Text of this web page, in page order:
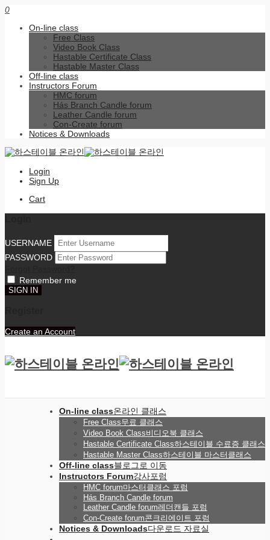
0
On-line class
Free Class
Video Book Class
Hastable Certificate Class
Hastable Master Class
Off-line class
Instructors Forum
HMC forum
Hás Branch Candle forum
Leather Candle forum
Con-Create forum
Notices & Downloads
Login
Sign Up
Cart
USERNAME
PASSWORD
Remember me
Create an Account
On-line class온라인 클래스
Free Class무료 클래스
Video Book Class비디오북 클래스
Hastable Certificate Class하스테이블 수료증 클래스
Hastable Master Class하스테이블 마스터클래스
Off-line class블로그로 이동
Instructors Forum강사포럼
HMC forum마스터클래스 포럼
Hás Branch Candle forum
Leather Candle forum레더캔들 포럼
Con-Create forum콘크리에이트 포럼
Notices & Downloads다운로드 자료실